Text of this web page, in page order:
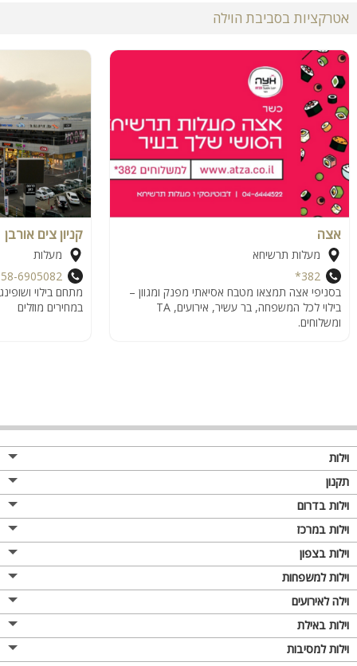
אטרקציות בסביבת הוילה
אצה
מעלות תרשיחא
382*
בסניפי אצה תמצאו מטבח אסיאתי מפנק ומגוון –
בילוי לכל המשפחה, בר עשיר, אירועים, TA
ומשלוחים.
קניון צים אורבן
מעלות
6905082
מתחם בילוי
במחירים מוזלים
וילות
תקנון
וילות בדרום
וילות במרכז
וילות בצפון
וילות למשפחות
וילה לאירועים
וילות באילת
וילות למסיבות